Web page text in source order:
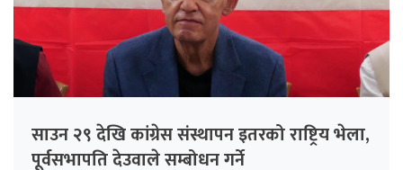
साउन २९ देखि कांग्रेस संस्थापन इतरको राष्ट्रिय भेला,
पूर्वसभापति देउवाले सम्बोधन गर्ने